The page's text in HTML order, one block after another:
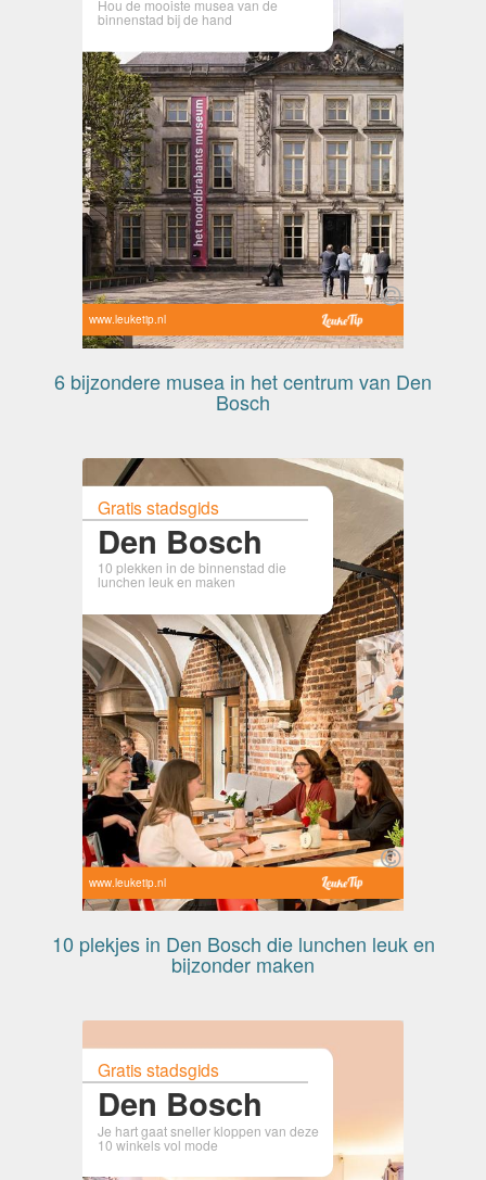
Hou de mooiste musea van de
binnenstad bij de hand
www.leuketip.nl
6 bijzondere musea in het centrum van Den
Bosch
Gratis stadsgids
Den Bosch
10 plekken in de binnenstad die
lunchen leuk en maken
www.leuketip.nl
10 plekjes in Den Bosch die lunchen leuk en
bijzonder maken
Gratis stadsgids
Den Bosch
Je hart gaat sneller kloppen van deze
10 winkels vol mode